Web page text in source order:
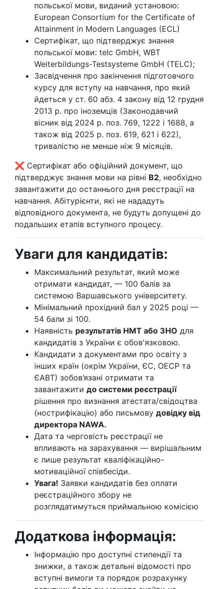
польської мови, виданий установою:
European Consortium for the Certificate of
Attainment in Modern Languages (ECL)
Сертифікат, що підтверджує знання
польської мови: telc GmbH, WBT
Weiterbildungs-Testsysteme GmbH (TELC);
Засвідчення про закінчення підготовчого
курсу для вступу на навчання, про який
йдеться у ст. 60 абз. 4 закону від 12 грудня
2013 р. про іноземців (Законодавчий
вісник від 2024 р. поз. 769, 1222 і 1688, а
також від 2025 р. поз. 619, 621 і 622),
тривалістю не менше ніж 9 місяців.
❌ Сертифікат або офіційний документ, що
підтверджує знання мови на рівні B2, необхідно
завантажити до останнього дня реєстрації на
навчання. Абітурієнти, які не нададуть
відповідного документа, не будуть допущені до
подальших етапів вступного процесу.
Уваги для кандидатів:
Максимальний результат, який може
отримати кандидат, — 100 балів за
системою Варшавського університету.
Мінімальний прохідний бал у 2025 році —
54 бали зі 100.
Наявність результатів НМТ або ЗНО для
кандидатів з України є обов'язковою.
Кандидати з документами про освіту з
інших країн (окрім України, ЄС, ОЕСР та
ЄАВТ) зобов’язані отримати та
завантажити до системи реєстрації
рішення про визнання атестата/свідоцтва
(нострифікацію) або письмову довідку від
директора NAWA.
Дата та черговість реєстрації не
впливають на зарахування — вирішальним
є лише результат кваліфікаційно-
мотиваційної співбесіди.
Увага! Заявки кандидатів без оплати
реєстраційного збору не
розглядатимуться приймальною комісією
Додаткова інформація:
Інформацію про доступні стипендії та
знижки, а також детальні відомості про
вступні вимоги та порядок розрахунку